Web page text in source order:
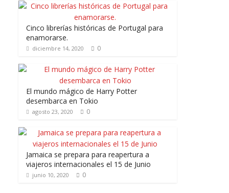
Cinco librerías históricas de Portugal para
enamorarse.
diciembre 14, 2020 0
El mundo mágico de Harry Potter
desembarca en Tokio
agosto 23, 2020 0
Jamaica se prepara para reapertura a
viajeros internacionales el 15 de Junio
junio 10, 2020 0